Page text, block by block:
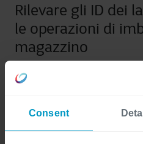
Consent
Rilevare gli ID dei
le operazioni di
magazzino
L’app mobile di
imballaggio, garantendo
ha eseguito ogni